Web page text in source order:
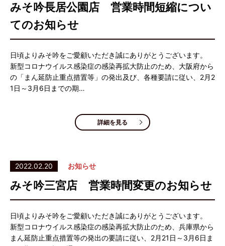
みそ吟長居公園店 営業時間短縮につい
てのお知らせ
日頃よりみそ吟をご愛顧いただき誠にありがとうございます。
新型コロナウイルス感染症の感染再拡大防止のため、大阪府から
の「まん延防止重点措置等」の発出及び、各種要請に従い、2月2
1日～3月6日までの期…
詳細を見る
2022.02.20 お知らせ
みそ吟三宮店 営業時間変更のお知らせ
日頃よりみそ吟をご愛顧いただき誠にありがとうございます。
新型コロナウイルス感染症の感染再拡大防止のため、兵庫県から
まん延防止重点措置等の発出の要請に従い、2月21日～3月6日ま